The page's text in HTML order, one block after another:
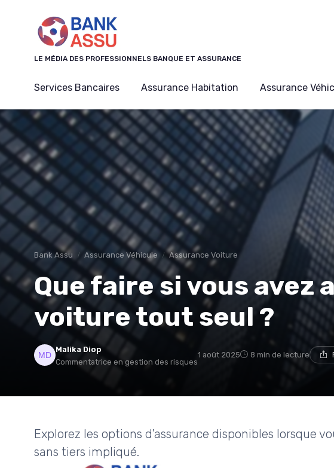
LE MÉDIA DES PROFESSIONNELS BANQUE ET ASSURANCE
Services Bancaires Assurance Habitation Assurance
Bank Assu Assurance Véhicule Assurance Voiture
Que faire si vous avez
voiture tout seul ?
Malika Diop
Commentatrice en gestion des risques
1 août 2025 8 min de lecture
Explorez les options d'assurance disponibles lorsque
sans tiers impliqué.